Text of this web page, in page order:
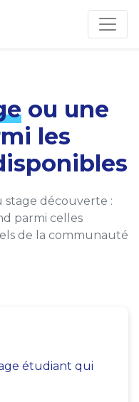
ou une
les
découverte :
parmi celles
de la communauté
étudiant qui